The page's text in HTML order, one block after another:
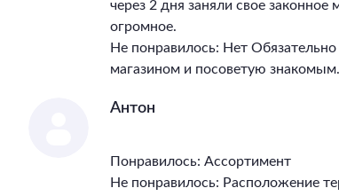
через 2 дня заняли свое законное
огромное.
Не понравилось: Нет
магазином и посоветую знакомым.
Антон
Понравилось: Ассортимент
Не понравилось: Расположение